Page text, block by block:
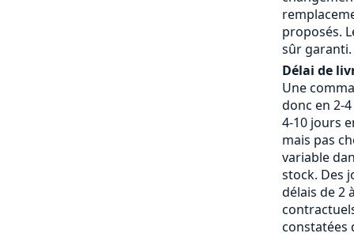
proposés.
sûr garanti.
Délai de
Une
donc en 2-
4-10 jours
mais pas
variable
stock. Des
délais de 2
constatées